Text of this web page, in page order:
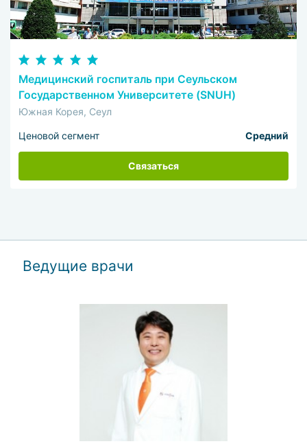
Медицинский госпиталь при Сеульском
Государственном Университете (SNUH)
Южная Корея, Сеул
Ценовой сегмент Средний
Связаться
Ведущие врачи